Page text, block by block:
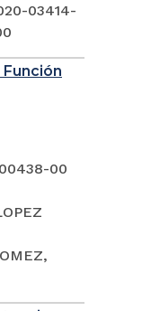
03414-
00